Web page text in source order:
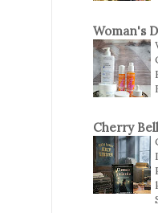
Woman's
Cherry